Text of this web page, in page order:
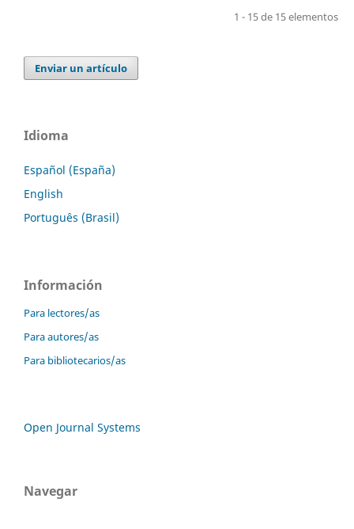
1 - 15 de 15 elementos
Enviar un artículo
Idioma
Español (España)
English
Português (Brasil)
Información
Para lectores/as
Para autores/as
Para bibliotecarios/as
Open Journal Systems
Navegar